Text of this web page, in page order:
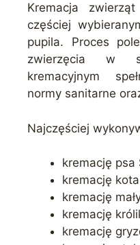
Kremacja
częściej
pupila. Proces
zwierzęcia w
kremacyjnym
normy sanitarne
Najczęściej
kremację psa
kremację
kremację
kremację
kremację